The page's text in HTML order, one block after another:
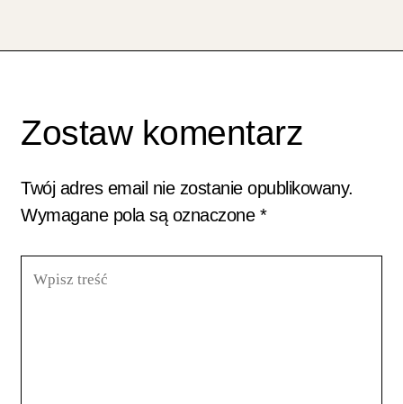
Zostaw komentarz
Twój adres email nie zostanie opublikowany.
Wymagane pola są oznaczone *
treść